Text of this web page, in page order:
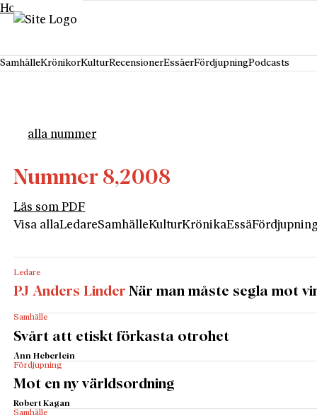
Hoppa till innehåll
SamhälleKrönikorKulturRecensionerEssäerFördjupningPodcasts
alla nummer
Nummer 8,2008
Läs som PDF
Visa allaLedareSamhälleKulturKrönikaEssä
Ledare
PJ Anders Linder När man måste segla mot
Samhälle
Svårt att etiskt förkasta otrohet
Ann Heberlein
Fördjupning
Mot en ny världsordning
Robert Kagan
Samhälle